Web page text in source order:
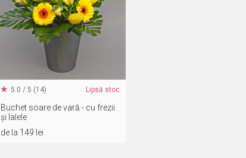
5.0 / 5 (14) Lipsă stoc
Buchet soare de vară - cu frezii
și lalele
de la 149 lei